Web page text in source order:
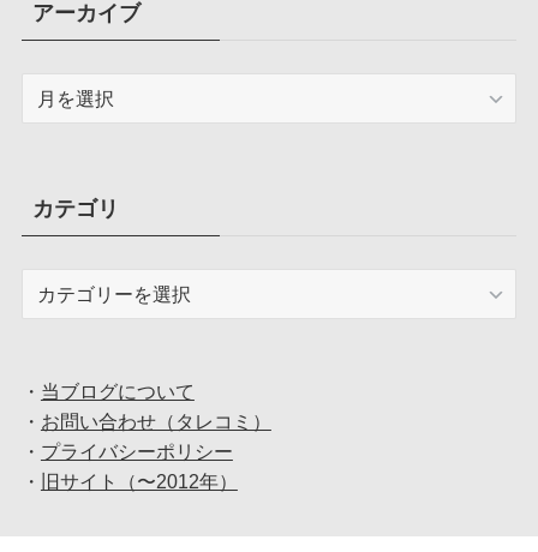
アーカイブ
ブカテゴリ
・ 当ブログについて
・ お問い合わせ（タレコミ）
・ プライバシーポリシー
・
旧サイト（〜2012年）